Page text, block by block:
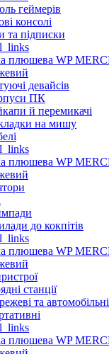
геймерів
консолі
та підписки
девайсів
ПК
й перемикачі
на мишу
до кокпітів
станції
та автомобільні